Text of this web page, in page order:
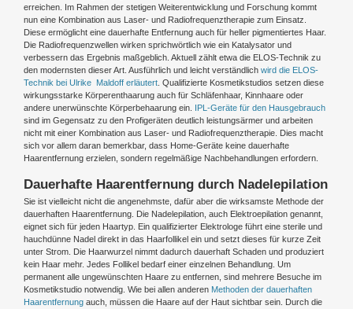
erreichen. Im Rahmen der stetigen Weiterentwicklung und Forschung kommt
nun eine Kombination aus Laser- und Radiofrequenztherapie zum Einsatz.
Diese ermöglicht eine dauerhafte Entfernung auch für heller pigmentiertes Haar.
Die Radiofrequenzwellen wirken sprichwörtlich wie ein Katalysator und
verbessern das Ergebnis maßgeblich. Aktuell zählt etwa die ELOS-Technik zu
den modernsten dieser Art. Ausführlich und leicht verständlich wird die ELOS-
Technik bei Ulrike Maldoff erläutert . Qualifizierte Kosmetikstudios setzen diese
wirkungsstarke Körperenthaarung auch für Schläfenhaar, Kinnhaare oder
andere unerwünschte Körperbehaarung ein. IPL-Geräte für den Hausgebrauch
sind im Gegensatz zu den Profigeräten deutlich leistungsärmer und arbeiten
nicht mit einer Kombination aus Laser- und Radiofrequenztherapie. Dies macht
sich vor allem daran bemerkbar, dass Home-Geräte keine dauerhafte
Haarentfernung erzielen, sondern regelmäßige Nachbehandlungen erfordern.
Dauerhafte Haarentfernung durch Nadelepilation
Sie ist vielleicht nicht die angenehmste, dafür aber die wirksamste Methode der
dauerhaften Haarentfernung. Die Nadelepilation, auch Elektroepilation genannt,
eignet sich für jeden Haartyp. Ein qualifizierter Elektrologe führt eine sterile und
hauchdünne Nadel direkt in das Haarfollikel ein und setzt dieses für kurze Zeit
unter Strom. Die Haarwurzel nimmt dadurch dauerhaft Schaden und produziert
kein Haar mehr. Jedes Follikel bedarf einer einzelnen Behandlung. Um
permanent alle ungewünschten Haare zu entfernen, sind mehrere Besuche im
Kosmetikstudio notwendig. Wie bei allen anderen Methoden der dauerhaften
Haarentfernung auch, müssen die Haare auf der Haut sichtbar sein. Durch die